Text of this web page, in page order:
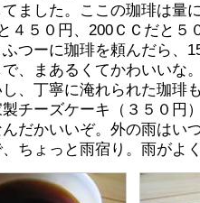
ました。ここの珈琲は量
４５０円、200ＣＣだと５
つーに珈琲を頼んだら、
、まあるくてかわいいな
し、丁寧に淹れられた珈琲
チーズケーキ（３５０円
だかいいぞ。外の雨はい
ちょっと雨宿り。雨がよ